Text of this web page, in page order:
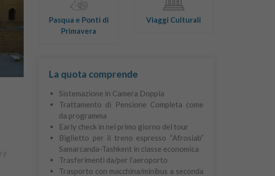
Pasqua e Ponti di
Primavera
Viaggi Culturali
La quota comprende
Sistemazione in Camera Doppia
Trattamento di Pensione Completa come
da programma
Early check in nel primo giorno del tour
Biglietto per il treno espresso “Afrosiab”
Samarcanda-Tashkent in classe economica
Trasferimenti da/per l’aeroporto
Trasporto con macchina/minibus a seconda